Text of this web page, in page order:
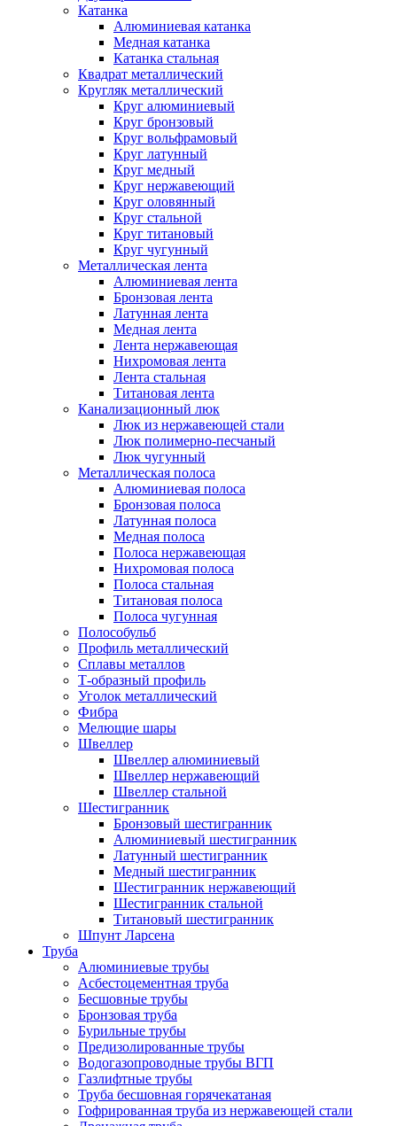
Катанка
Алюминиевая катанка
Медная катанка
Катанка стальная
Квадрат металлический
Кругляк металлический
Круг алюминиевый
Круг бронзовый
Круг вольфрамовый
Круг латунный
Круг медный
Круг нержавеющий
Круг оловянный
Круг стальной
Круг титановый
Круг чугунный
Металлическая лента
Алюминиевая лента
Бронзовая лента
Латунная лента
Медная лента
Лента нержавеющая
Нихромовая лента
Лента стальная
Титановая лента
Канализационный люк
Люк из нержавеющей стали
Люк полимерно-песчаный
Люк чугунный
Металлическая полоса
Алюминиевая полоса
Бронзовая полоса
Латунная полоса
Медная полоса
Полоса нержавеющая
Нихромовая полоса
Полоса стальная
Титановая полоса
Полоса чугунная
Полособульб
Профиль металлический
Сплавы металлов
Т-образный профиль
Уголок металлический
Фибра
Мелющие шары
Швеллер
Швеллер алюминиевый
Швеллер нержавеющий
Швеллер стальной
Шестигранник
Бронзовый шестигранник
Алюминиевый шестигранник
Латунный шестигранник
Медный шестигранник
Шестигранник нержавеющий
Шестигранник стальной
Титановый шестигранник
Шпунт Ларсена
Труба
Алюминиевые трубы
Асбестоцементная труба
Бесшовные трубы
Бронзовая труба
Бурильные трубы
Предизолированные трубы
Водогазопроводные трубы ВГП
Газлифтные трубы
Труба бесшовная горячекатаная
Гофрированная труба из нержавеющей стали